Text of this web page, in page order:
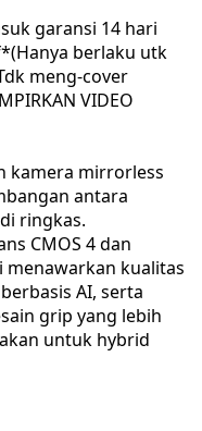
garansi 14 hari
berlaku utk
meng-cover
VIDEO
kamera mirrorless
antara
ringkas.
CMOS 4 dan
menawarkan kualitas
AI, serta
grip yang lebih
untuk hybrid